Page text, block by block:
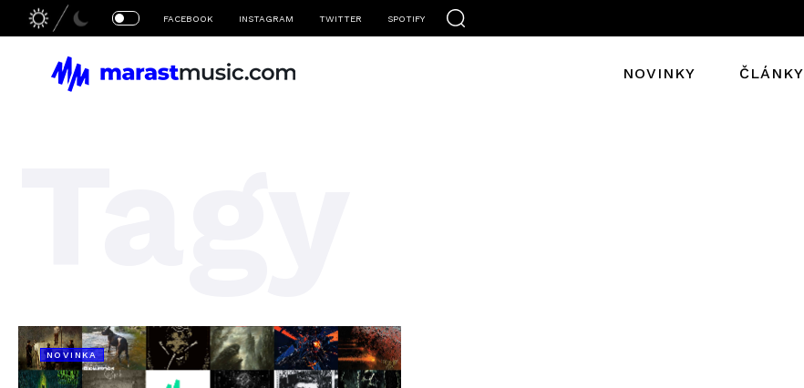
FACEBOOK INSTAGRAM TWITTER SPOTIFY
NOVINKY ČLÁNKY
NOVINKA